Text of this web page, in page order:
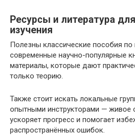
Ресурсы и литература
изучения
Полезны классические пособия
современные научно-популярные
материалы, которые дают
только теорию.
Также стоит искать локальные
опытными инструкторами — живое
ускоряет прогресс и помогает
распространённых ошибок.